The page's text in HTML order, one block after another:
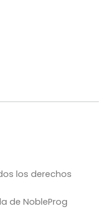
los derechos
de NobleProg